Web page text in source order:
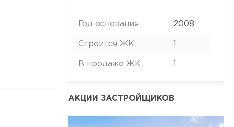
Год основания 2008
Строится ЖК
В продаже ЖК
АКЦИИ ЗАСТРОЙЩИКОВ